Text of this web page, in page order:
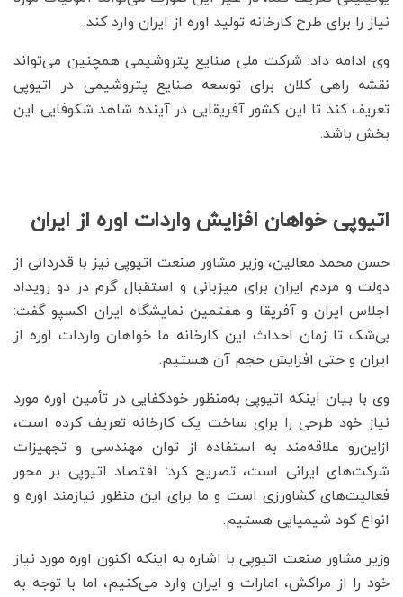
نیاز را برای طرح کارخانه تولید اوره از ایران وارد کند.
وی ادامه داد: شرکت ملی صنایع پتروشیمی همچنین می‌تواند
نقشه راهی کلان برای توسعه صنایع پتروشیمی در اتیوپی
تعریف کند تا این کشور آفریقایی در آینده شاهد شکوفایی این
بخش باشد.
اتیوپی خواهان افزایش واردات اوره از ایران
حسن محمد معالین، وزیر مشاور صنعت اتیوپی نیز با قدردانی از
دولت و مردم ایران برای میزبانی و استقبال گرم در دو رویداد
اجلاس ایران و آفریقا و هفتمین نمایشگاه ایران اکسپو گفت:
بی‌شک تا زمان احداث این کارخانه ما خواهان واردات اوره از
ایران و حتی افزایش حجم آن هستیم.
وی با بیان اینکه اتیوپی به‌منظور خودکفایی در تأمین اوره مورد
نیاز خود طرحی را برای ساخت یک کارخانه تعریف کرده است،
ازاین‌رو علاقه‌مند به استفاده از توان مهندسی و تجهیزات
شرکت‌های ایرانی است، تصریح کرد: اقتصاد اتیوپی بر محور
فعالیت‌های کشاورزی است و ما برای این منظور نیازمند اوره و
انواع کود شیمیایی هستیم.
وزیر مشاور صنعت اتیوپی با اشاره به اینکه اکنون اوره مورد نیاز
خود را از مراکش، امارات و ایران وارد می‌کنیم، اما با توجه به